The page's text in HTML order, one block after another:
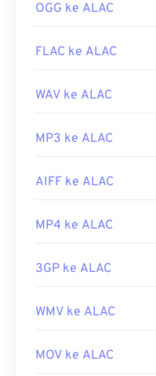
OGG ke ALAC
FLAC ke ALAC
WAV ke ALAC
MP3 ke ALAC
AIFF ke ALAC
MP4 ke ALAC
3GP ke ALAC
WMV ke ALAC
MOV ke ALAC